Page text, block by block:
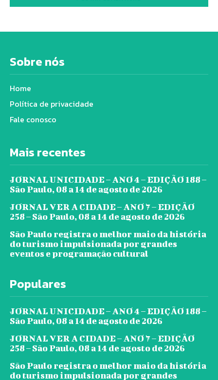
Sobre nós
Home
Política de privacidade
Fale conosco
Mais recentes
JORNAL UNICIDADE – ANO 4 – EDIÇÃO 188 –
São Paulo, 08 a 14 de agosto de 2026
JORNAL VER A CIDADE – ANO 7 – EDIÇÃO
258 – São Paulo, 08 a 14 de agosto de 2026
São Paulo registra o melhor maio da história
do turismo impulsionada por grandes
eventos e programação cultural
Populares
JORNAL UNICIDADE – ANO 4 – EDIÇÃO 188 –
São Paulo, 08 a 14 de agosto de 2026
JORNAL VER A CIDADE – ANO 7 – EDIÇÃO
258 – São Paulo, 08 a 14 de agosto de 2026
São Paulo registra o melhor maio da história
do turismo impulsionada por grandes